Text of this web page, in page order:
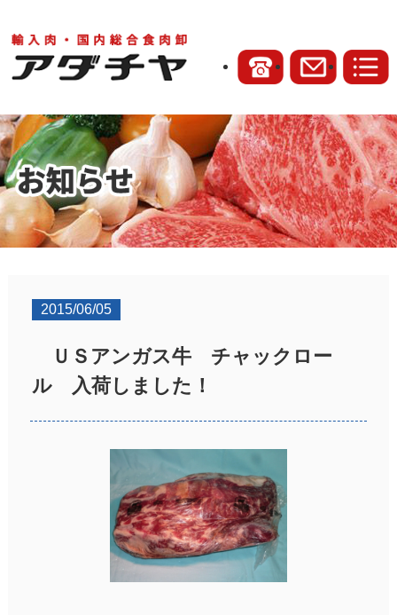
2015/06/05
ＵＳアンガス牛 チャックロー
ル 入荷しました！